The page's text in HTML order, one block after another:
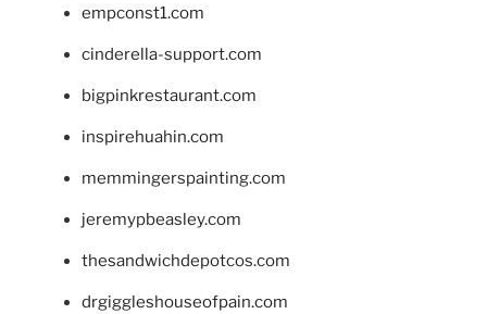
empconst1.com
cinderella-support.com
bigpinkrestaurant.com
inspirehuahin.com
memmingerspainting.com
jeremypbeasley.com
thesandwichdepotcos.com
drgiggleshouseofpain.com